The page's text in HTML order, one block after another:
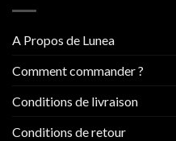
A Propos de Lunea
Comment commander ?
Conditions de livraison
Conditions de retour